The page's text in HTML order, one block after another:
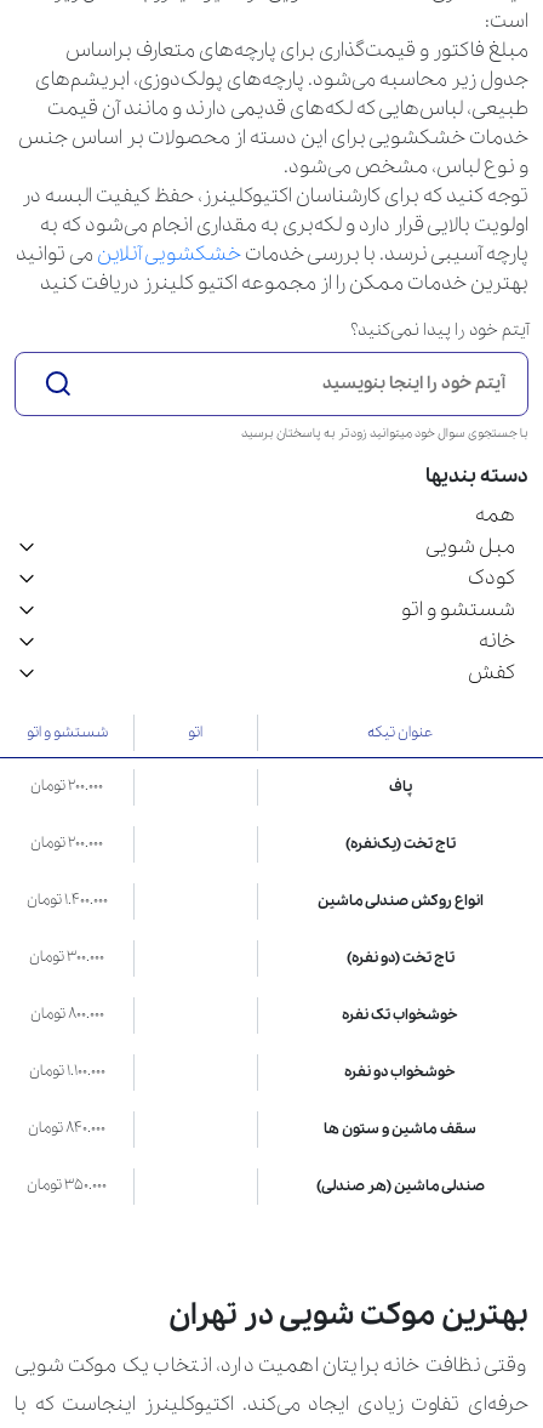
است:
مبلغ فاکتور و قیمت‌گذاری برای پارچه‌های متعارف براساس
جدول زیر محاسبه می‌شود. پارچه‌های پولک‌دوزی، ابریشم‌های
طبیعی، لباس‌هایی که لکه‌های قدیمی دارند و مانند آن قیمت
خدمات خشکشویی برای این دسته از محصولات بر اساس جنس
و نوع لباس، مشخص می‌شود.
توجه کنید که برای کارشناسان اکتیوکلینرز، حفظ کیفیت البسه در
اولویت بالایی قرار دارد و لکه‌بری به مقداری انجام می‌شود که به
پارچه آسیبی نرسد. با بررسی خدماتخشکشویی آنلاین می توانید
بهترین خدمات ممکن را از مجموعه اکتیو کلینرز دریافت کنید
آیتم خود را پیدا نمی‌کنید؟
با جستجوی سوال خود میتوانید زودتر به پاسختان برسید
دسته بندیها
همه
مبل شویی
کودک
شستشو و اتو
خانه
کفش
عنوان تیکه اتو شستشو و اتو
پاف 200.000 تومان
تاج تخت (یک‌نفره) 200.000 تومان
انواع روکش صندلی ماشین 1.400.000 تومان
تاج تخت (دو نفره) 300.000 تومان
خوشخواب تک نفره 800.000 تومان
خوشخواب دو نفره 1.100.000 تومان
سقف ماشین و ستون ها 840.000 تومان
صندلی ماشین (هر صندلی) 350.000 تومان
فرش ماشینی و قالیچه
کوسن (تشکچه) 210.000 تومان
مبل (نفر صندلی) 400.000 تومان
بهترین موکت شویی در تهران
وقتی نظافت خانه برایتان اهمیت دارد، انتخاب یک موکت شویی
حرفه‌ای تفاوت زیادی ایجاد می‌کند. اکتیوکلینرز اینجاست که با